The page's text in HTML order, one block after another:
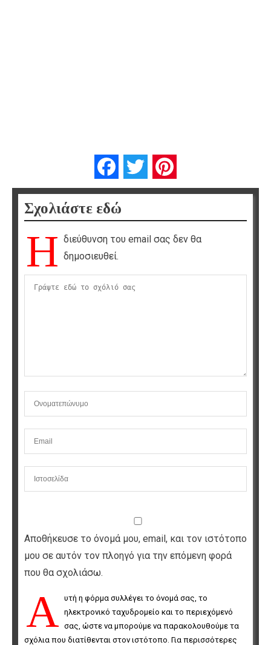
FacebookTwitter
Σχολιάστε εδώ
Η διεύθυνση του email σας δεν θα
δημοσιευθεί.
Αποθήκευσε το όνομά μου, email, και τον ιστότοπο
μου σε αυτόν τον πλοηγό για την επόμενη φορά
που θα σχολιάσω.
Α υτή η φόρμα συλλέγει το όνομά σας, το
ηλεκτρονικό ταχυδρομείο και το περιεχόμενό
σας, ώστε να μπορούμε να παρακολουθούμε τα
σχόλια που διατίθενται στον ιστότοπο. Για περισσότερες